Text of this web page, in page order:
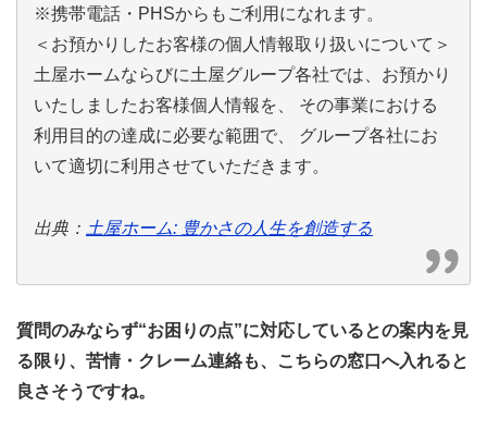
※携帯電話・PHSからもご利用になれます。
＜お預かりしたお客様の個人情報取り扱いについて＞
土屋ホームならびに土屋グループ各社では、お預かり
いたしましたお客様個人情報を、 その事業における
利用目的の達成に必要な範囲で、 グループ各社にお
いて適切に利用させていただきます。
出典： 土屋ホーム: 豊かさの人生を創造する
質問のみならず“お困りの点”に対応しているとの案内を見
る限り、苦情・クレーム連絡も、こちらの窓口へ入れると
良さそうですね。